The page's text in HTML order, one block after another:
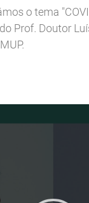
o tema
Prof. Doutor